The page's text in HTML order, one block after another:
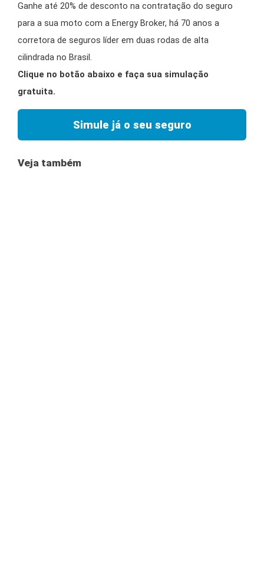
Ganhe até 20% de desconto na contratação do seguro
para a sua moto com a Energy Broker, há 70 anos a
corretora de seguros líder em duas rodas de alta
cilindrada no Brasil.
Clique no botão abaixo e faça sua simulação
gratuita.
Simule já o seu seguro
Veja também